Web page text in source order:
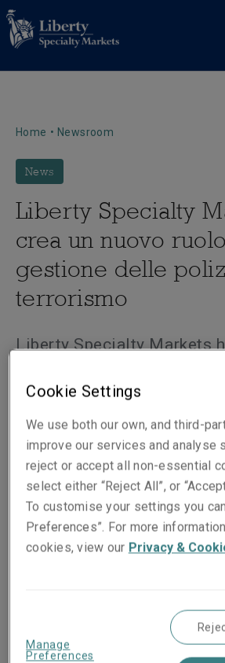
Home • Newsroom
News
Liberty Specialty
crea un nuovo
gestione delle
terrorismo
Liberty Specialty Markets
Terrorism Underwriter a
Cookie Settings
We use both our own, and third-
improve our services and analyse
reject or accept all non-essential
select either “Reject All”, or
To customise your settings you
Preferences”. For more
cookies, view our Privacy &
Manage
Preferences